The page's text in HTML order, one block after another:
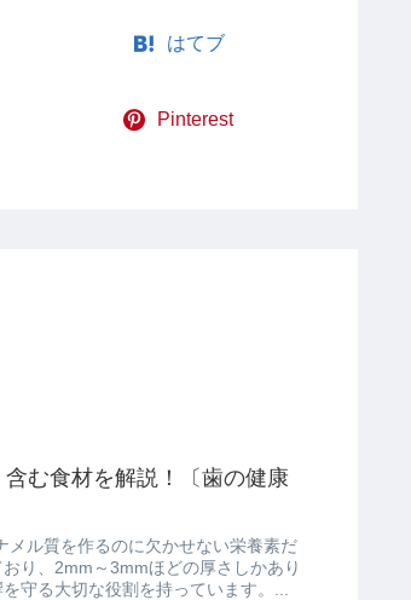
はてブ
Pinterest
む食材を解説！〔歯の健康
メル質を作るのに欠かせない栄養素だ
り、2mm～3mmほどの厚さしかあり
守る大切な役割を持っています。...